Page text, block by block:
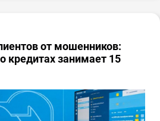
от мошенников:
кредитах занимает 15